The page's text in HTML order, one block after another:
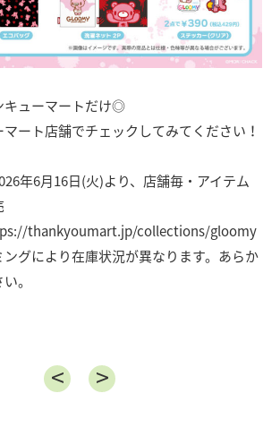
キューマートだけ◎
ート店舗でチェックしてみてください！
年6月16日(火)より、店舗毎・アイテム
thankyoumart.jp/collections/gloomy
グにより在庫状況が異なります。あらか
。